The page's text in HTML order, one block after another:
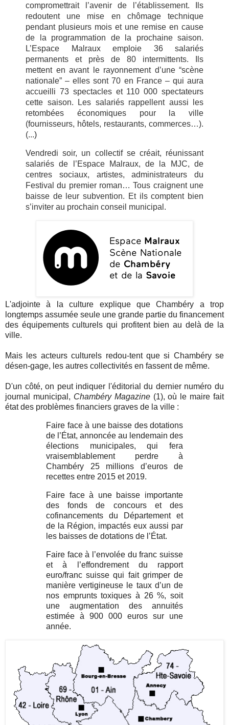
compromettrait l’avenir de l’établissement. Ils
redoutent une mise en chômage technique
pendant plusieurs mois et une remise en cause
de la programmation de la prochaine saison.
L’Espace Malraux emploie 36 salariés
permanents et près de 80 intermittents. Ils
mettent en avant le rayonnement d’une “scène
nationale” – elles sont 70 en France – qui aura
accueilli 73 spectacles et 110 000 spectateurs
cette saison. Les salariés rappellent aussi les
retombées économiques pour la ville
(fournisseurs, hôtels, restaurants, commerces…).
(...)
Vendredi soir, un collectif se créait, réunissant
salariés de l’Espace Malraux, de la MJC, de
centres sociaux, artistes, administrateurs du
Festival du premier roman… Tous craignent une
baisse de leur subvention. Et ils comptent bien
s’inviter au prochain conseil municipal.
L'adjointe à la culture explique que Chambéry a trop
longtemps assumée seule une grande partie du financement
des équipements culturels qui profitent bien au delà de la
ville.
Mais les acteurs culturels redou-tent que si Chambéry se
désen-gage, les autres collectivités en fassent de même.
D'un côté, on peut indiquer l'éditorial du dernier numéro du
journal municipal, Chambéry Magazine(1), où le maire fait
état des problèmes financiers graves de la ville :
Faire face à une baisse des dotations
de l’État, annoncée au lendemain des
élections municipales, qui fera
vraisemblablement perdre à
Chambéry 25 millions d’euros de
recettes entre 2015 et 2019.
Faire face à une baisse importante
des fonds de concours et des
cofinancements du Département et
de la Région, impactés eux aussi par
les baisses de dotations de l’État.
Faire face à l’envolée du franc suisse
et à l’effondrement du rapport
euro/franc suisse qui fait grimper de
manière vertigineuse le taux d’un de
nos emprunts toxiques à 26 %, soit
une augmentation des annuités
estimée à 900 000 euros sur une
année.